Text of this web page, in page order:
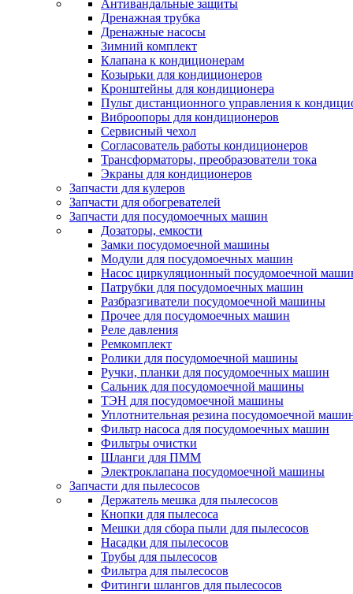
Антивандальные защиты
Дренажная трубка
Дренажные насосы
Зимний комплект
Клапана к кондиционерам
Козырьки для кондиционеров
Кронштейны для кондиционера
Пульт дистанционного управления к
Виброопоры для кондиционеров
Сервисный чехол
Согласователь работы кондиционеров
Трансформаторы, преобразователи тока
Экраны для кондиционеров
Запчасти для кулеров
Запчасти для обогревателей
Запчасти для посудомоечных машин
Дозаторы, емкости
Замки посудомоечной машины
Модули для посудомоечных машин
Насос циркуляционный посудомоечной
Патрубки для посудомоечных машин
Разбразгиватели посудомоечной машины
Прочее для посудомоечных машин
Реле давления
Ремкомплект
Ролики для посудомоечной машины
Ручки, планки для посудомоечных машин
Сальник для посудомоечной машины
ТЭН для посудомоечной машины
Уплотнительная резина посудомоечной
Фильтр насоса для посудомоечных машин
Фильтры очистки
Шланги для ПММ
Электроклапана посудомоечной машины
Запчасти для пылесосов
Держатель мешка для пылесосов
Кнопки для пылесоса
Мешки для сбора пыли для пылесосов
Насадки для пылесосов
Трубы для пылесосов
Фильтра для пылесосов
Фитинги шлангов для пылесосов